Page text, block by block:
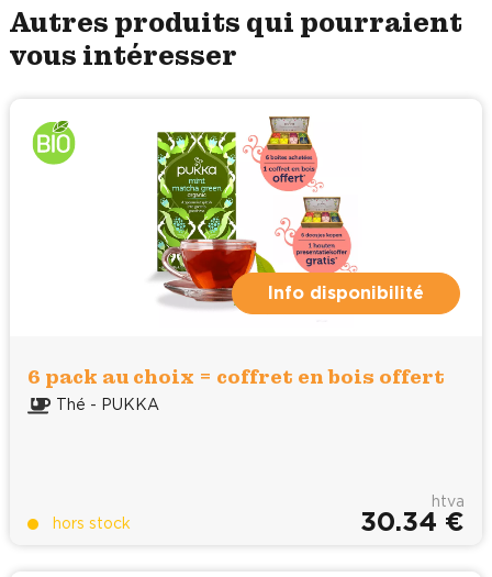
Autres produits qui pourraient
vous intéresser
Info disponibilité
6 pack au choix = coffret en bois offert
Thé - PUKKA
hors stock
htva
30.34 €